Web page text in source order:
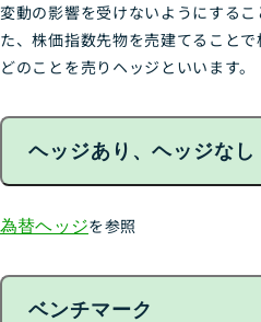
変動の影響を受けないようにする
た、株価指数先物を売建てること
どのことを売りヘッジといいます。
ヘッジあり、ヘッジなし
為替ヘッジを参照
ベンチマーク